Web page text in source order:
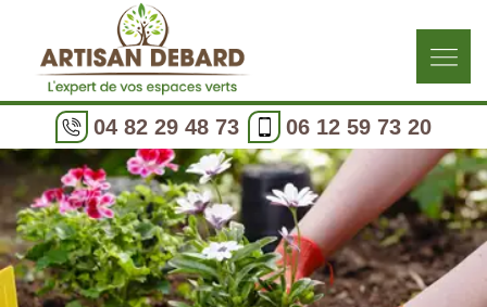
04 82 29 48 73 06 12 59 73 20